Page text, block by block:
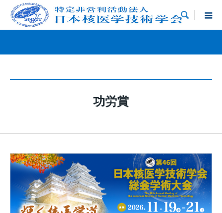

功労賞